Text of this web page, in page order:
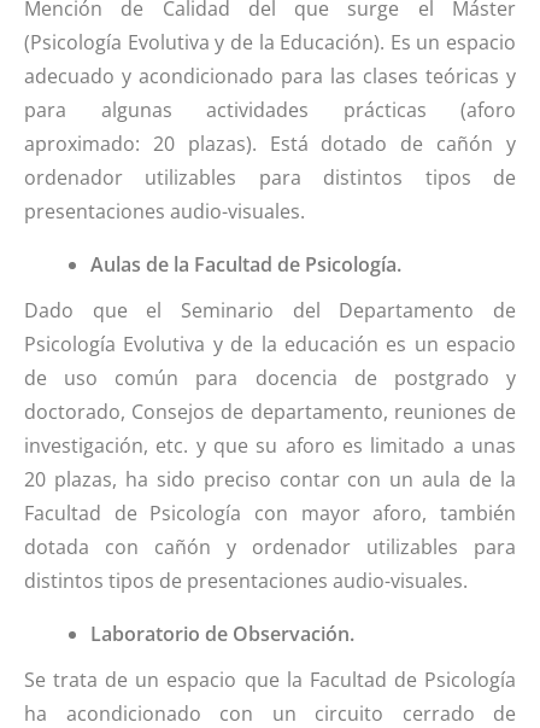
Mención de Calidad del que surge el Máster
(Psicología Evolutiva y de la Educación). Es un espacio
adecuado y acondicionado para las clases teóricas y
para algunas actividades prácticas (aforo
aproximado: 20 plazas). Está dotado de cañón y
ordenador utilizables para distintos tipos de
presentaciones audio-visuales.
Aulas de la Facultad de Psicología.
Dado que el Seminario del Departamento de
Psicología Evolutiva y de la educación es un espacio
de uso común para docencia de postgrado y
doctorado, Consejos de departamento, reuniones de
investigación, etc. y que su aforo es limitado a unas
20 plazas, ha sido preciso contar con un aula de la
Facultad de Psicología con mayor aforo, también
dotada con cañón y ordenador utilizables para
distintos tipos de presentaciones audio-visuales.
Laboratorio de Observación.
Se trata de un espacio que la Facultad de Psicología
ha acondicionado con un circuito cerrado de